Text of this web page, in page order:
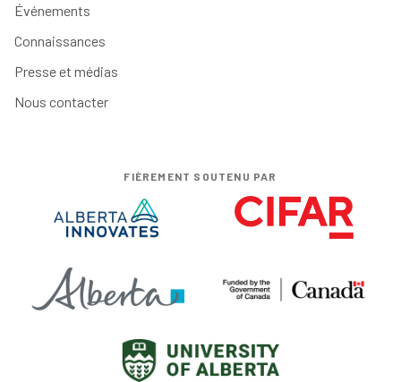
Événements
Connaissances
Presse et médias
Nous contacter
FIÈREMENT SOUTENU PAR